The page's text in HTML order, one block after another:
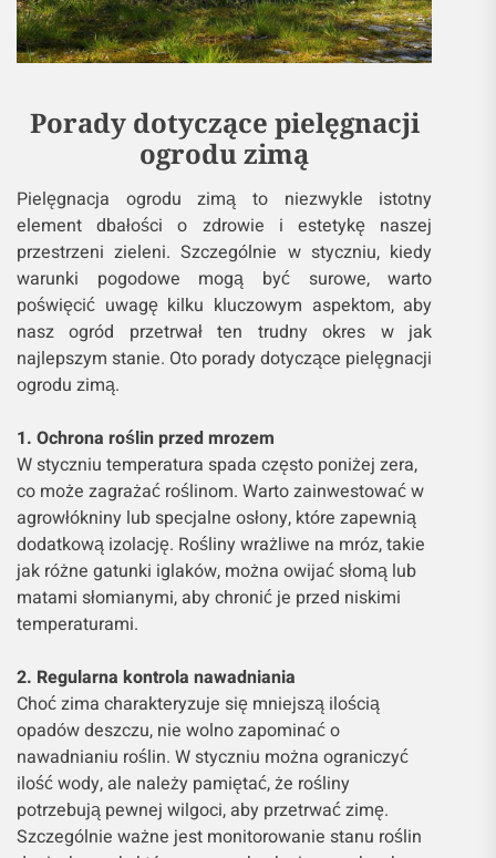
Porady dotyczące pielęgnacji
ogrodu zimą
Pielęgnacja ogrodu zimą to niezwykle istotny
element dbałości o zdrowie i estetykę naszej
przestrzeni zieleni. Szczególnie w styczniu, kiedy
warunki pogodowe mogą być surowe, warto
poświęcić uwagę kilku kluczowym aspektom, aby
nasz ogród przetrwał ten trudny okres w jak
najlepszym stanie. Oto porady dotyczące pielęgnacji
ogrodu zimą.
1. Ochrona roślin przed mrozem
W styczniu temperatura spada często poniżej zera,
co może zagrażać roślinom. Warto zainwestować w
agrowłókniny lub specjalne osłony, które zapewnią
dodatkową izolację. Rośliny wrażliwe na mróz, takie
jak różne gatunki iglaków, można owijać słomą lub
matami słomianymi, aby chronić je przed niskimi
temperaturami.
2. Regularna kontrola nawadniania
Choć zima charakteryzuje się mniejszą ilością
opadów deszczu, nie wolno zapominać o
nawadnianiu roślin. W styczniu można ograniczyć
ilość wody, ale należy pamiętać, że rośliny
potrzebują pewnej wilgoci, aby przetrwać zimę.
Szczególnie ważne jest monitorowanie stanu roślin